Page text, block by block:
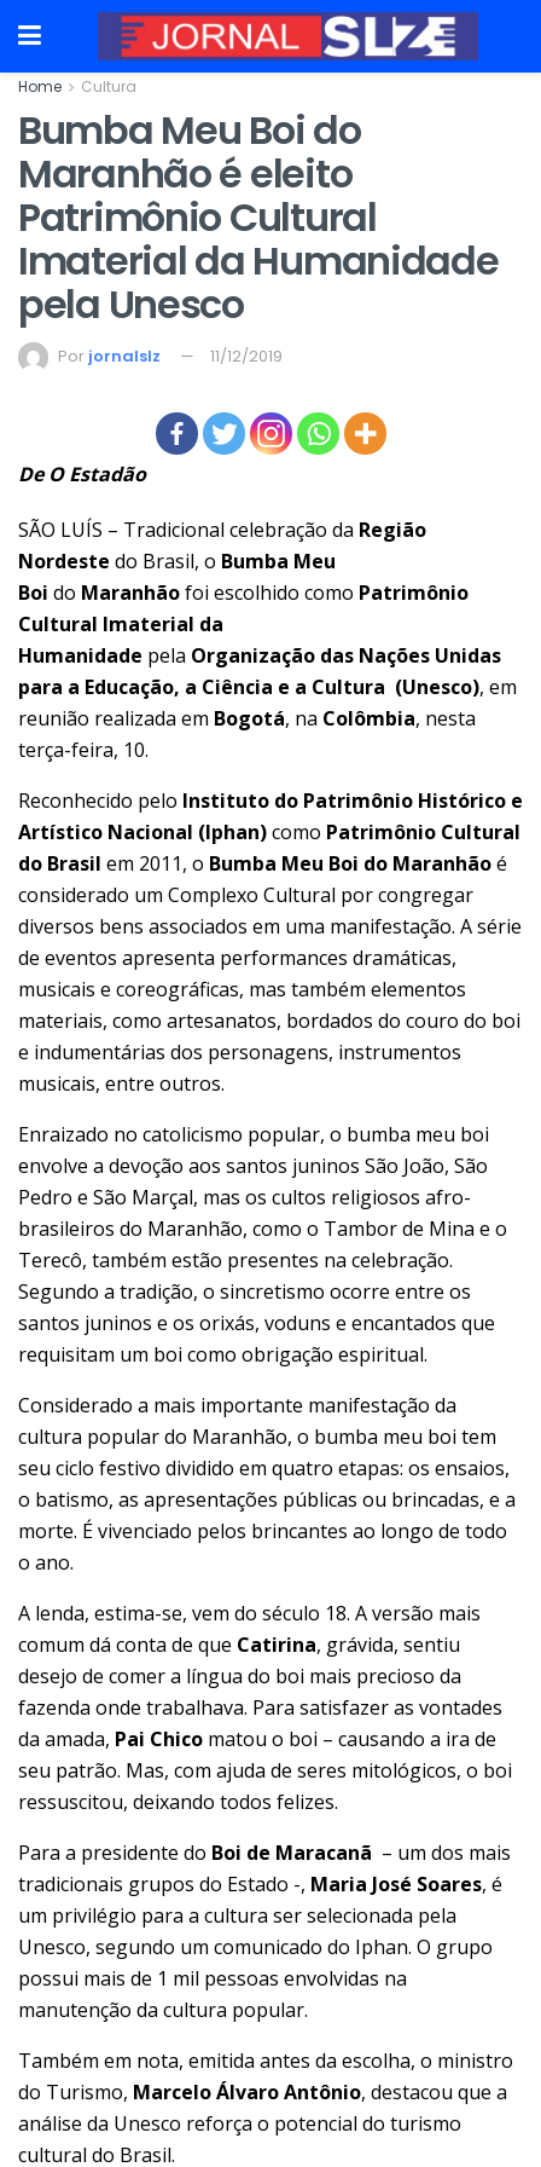
Home Cultura
Bumba Meu Boi do
Maranhão é eleito
Patrimônio Cultural
Imaterial da Humanidade
pela Unesco
Por jornalslz 11/12/2019
De O Estadão
SÃO LUÍS – Tradicional celebração da Região
Nordeste do Brasil, o Bumba Meu
Boi do Maranhãofoi escolhido como Patrimônio
Cultural Imaterial da
Humanidade pela Organização das Nações Unidas
para a Educação, a Ciência e a Cultura (Unesco), em
reunião realizada em Bogotá, na Colômbia, nesta
terça-feira, 10.
Reconhecido pelo Instituto do Patrimônio Histórico e
Artístico Nacional (Iphan)como Patrimônio Cultural
do Brasil em 2011, o Bumba Meu Boi do Maranhãoé
considerado um Complexo Cultural por congregar
diversos bens associados em uma manifestação. A série
de eventos apresenta performances dramáticas,
musicais e coreográficas, mas também elementos
materiais, como artesanatos, bordados do couro do boi
e indumentárias dos personagens, instrumentos
musicais, entre outros.
Enraizado no catolicismo popular, o bumba meu boi
envolve a devoção aos santos juninos São João, São
Pedro e São Marçal, mas os cultos religiosos afro-
brasileiros do Maranhão, como o Tambor de Mina e o
Terecô, também estão presentes na celebração.
Segundo a tradição, o sincretismo ocorre entre os
santos juninos e os orixás, voduns e encantados que
requisitam um boi como obrigação espiritual.
Considerado a mais importante manifestação da
cultura popular do Maranhão, o bumba meu boi tem
seu ciclo festivo dividido em quatro etapas: os ensaios,
o batismo, as apresentações públicas ou brincadas, e a
morte. É vivenciado pelos brincantes ao longo de todo
o ano.
A lenda, estima-se, vem do século 18. A versão mais
comum dá conta de que Catirina, grávida, sentiu
desejo de comer a língua do boi mais precioso da
fazenda onde trabalhava. Para satisfazer as vontades
da amada, Pai Chico matou o boi – causando a ira de
seu patrão. Mas, com ajuda de seres mitológicos, o boi
ressuscitou, deixando todos felizes.
Para a presidente do Boi de Maracanã – um dos mais
tradicionais grupos do Estado -, Maria José Soares, é
um privilégio para a cultura ser selecionada pela
Unesco, segundo um comunicado do Iphan. O grupo
possui mais de 1 mil pessoas envolvidas na
manutenção da cultura popular.
Também em nota, emitida antes da escolha, o ministro
do Turismo, Marcelo Álvaro Antônio, destacou que a
análise da Unesco reforça o potencial do turismo
cultural do Brasil.